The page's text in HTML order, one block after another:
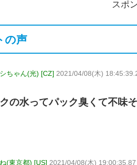
スポ
の声
ちゃん(光) [CZ] 2021/04/08(木)
の水ってパック臭くて不味
(東京都) [US] 2021/04/08(木)